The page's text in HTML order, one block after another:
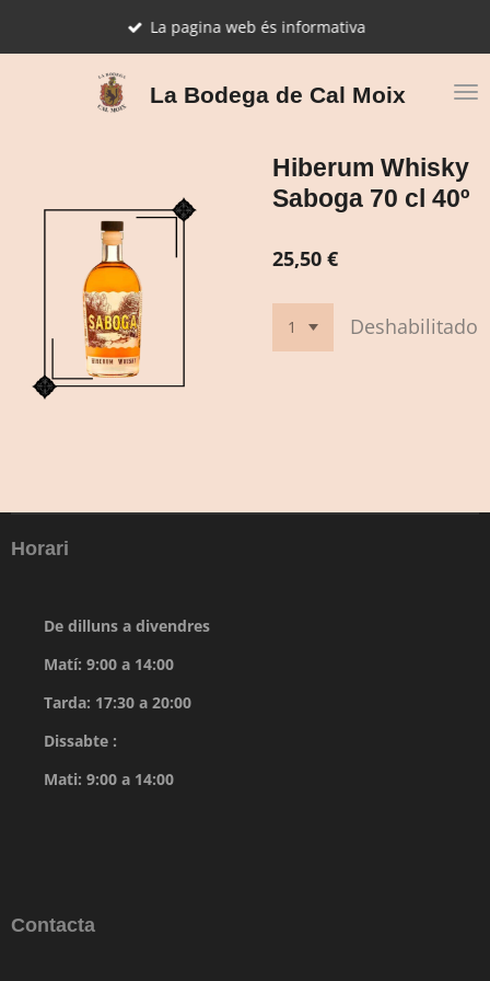
La Bodega de Cal Moix
La pagina web és informativa
Hiberum Whisky
Saboga 70 cl 40º
25,50 €
Deshabilitado
Horari
De dilluns a divendres
Matí: 9:00 a 14:00
Tarda: 17:30 a 20:00
Dissabte :
Mati: 9:00 a 14:00
Contacta